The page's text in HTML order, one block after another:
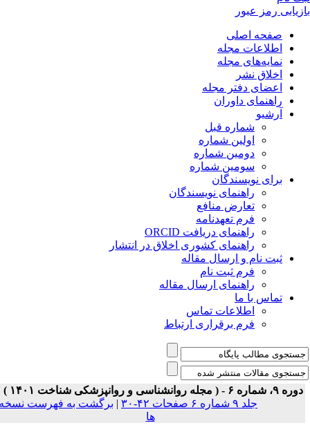
رمز عبور
صفحه اصلی
اطلاعات مجله
نمایه‌های مجله
اخلاق نشر
اعضای دفتر مجله
راهنمای داوران
آرشیو
شماره قبل
اولین شماره
دومین شماره
سومین شماره
برای نویسندگان
راهنمای نویسندگان
تعارض منافع
فرم تعهدنامه
راهنمای دریافت ORCID
راهنمای کشوری اخلاق در انتشار
ثبت نام و ارسال مقاله
فرم ثبت نام
راهنمای ارسال مقاله
تماس با ما
اطلاعات تماس
فرم برقراری ارتباط
شماره ۶ - ( مجله روانشناسی و روانپزشکی شناخت ۱۴۰۱ )
جلد ۹ شماره ۶ صفحات ۴۲-۳۰
|برگشت به فهرست نسخه
ها